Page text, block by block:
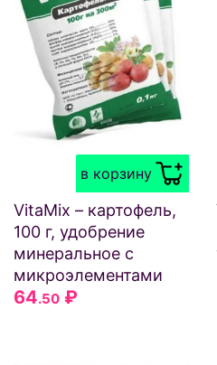
в корзину
VitaMix – картофель,
100 г, удобрение
минеральное с
микроэлементами
64.50 ₽